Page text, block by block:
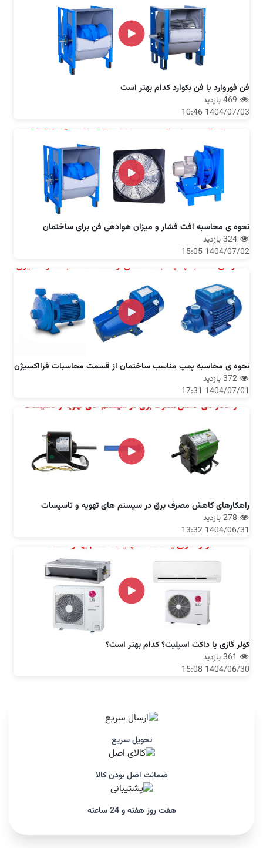
فن فوروارد یا فن بکوارد کدام بهتر است
1404/07/03 10:46
نحوه ی محاسبه افت فشار و میزان هوادهی فن برای ساختمان
324 بازدید
1404/07/02 15:05
نحوه ی محاسبه پمپ مناسب ساختمان از قسمت محاسبات فرااکسیژن
372 بازدید
1404/07/01 17:31
راهکارهای کاهش مصرف برق در سیستم های تهویه و تاسیسات
1404/06/31 13:32
کولر گازی یا داکت اسپلیت؟ کدام بهتر است؟
1404/06/30 15:08
تحویل سریع
ضمانت اصل بودن کالا
هفت روز هفته و 24 ساعته